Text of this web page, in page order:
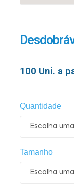
100 Uni. a
Quantidade
Tamanho